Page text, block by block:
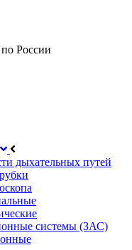
России
дыхательных путей
системы (ЗАС)